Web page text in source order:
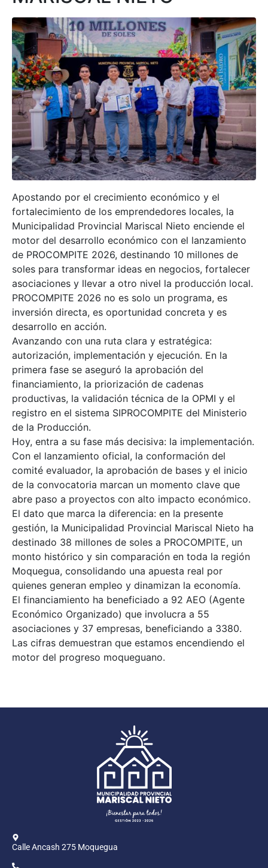
Apostando por el crecimiento económico y el
fortalecimiento de los emprendedores locales, la
Municipalidad Provincial Mariscal Nieto enciende el
motor del desarrollo económico con el lanzamiento
de PROCOMPITE 2026, destinando 10 millones de
soles para transformar ideas en negocios, fortalecer
asociaciones y llevar a otro nivel la producción local.
PROCOMPITE 2026 no es solo un programa, es
inversión directa, es oportunidad concreta y es
desarrollo en acción.
Avanzando con una ruta clara y estratégica:
autorización, implementación y ejecución. En la
primera fase se aseguró la aprobación del
financiamiento, la priorización de cadenas
productivas, la validación técnica de la OPMI y el
registro en el sistema SIPROCOMPITE del Ministerio
de la Producción.
Hoy, entra a su fase más decisiva: la implementación.
Con el lanzamiento oficial, la conformación del
comité evaluador, la aprobación de bases y el inicio
de la convocatoria marcan un momento clave que
abre paso a proyectos con alto impacto económico.
El dato que marca la diferencia: en la presente
gestión, la Municipalidad Provincial Mariscal Nieto ha
destinado 38 millones de soles a PROCOMPITE, un
monto histórico y sin comparación en toda la región
Moquegua, consolidando una apuesta real por
quienes generan empleo y dinamizan la economía.
El financiamiento ha beneficiado a 92 AEO (Agente
Económico Organizado) que involucra a 55
asociaciones y 37 empresas, beneficiando a 3380.
Las cifras demuestran que estamos encendiendo el
motor del progreso moqueguano.
Calle Ancash 275 Moquegua